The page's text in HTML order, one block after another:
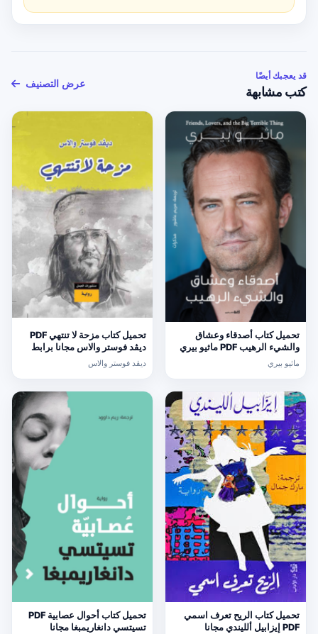
قد يعجبك أيضًا
كتب مشابهة
عرض التصنيف
تحميل كتاب أصدقاء وعشاق
والشيء الرهيب PDF ماثيو بيري
مجانا برابط مباشر
ماثيو بيري
تحميل كتاب مزحة لا تنتهي PDF
ديڤد فوستر والاس مجانا برابط
مباشر
ديڤد فوستر والاس
تحميل كتاب الريح تعرف اسمي
PDF إيزابيل ألليندي مجانا
تحميل كتاب أحوال عصابية PDF
تسيتسي دانغاريمبغا مجانا